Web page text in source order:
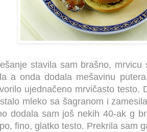
stavila sam brašno,
a onda dodala mešavinu
ujednačeno mrvičasto testo.
mleko sa šagranom i
dodala sam još nekih 40-ak g
fino, glatko testo. Prekrila sam